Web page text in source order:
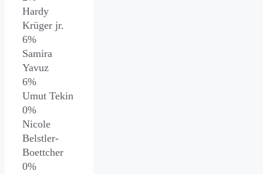
Hardy
Krüger jr.
6%
Samira
Yavuz
6%
Umut Tekin
0%
Nicole
Belstler-
Boettcher
0%